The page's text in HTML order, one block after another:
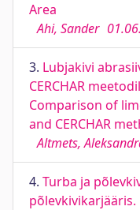
Area
Ahi, Sander
3. Lubjakivi
CERCHAR
Comparison of
and CERCHAR
Altmets,
4. Turba ja